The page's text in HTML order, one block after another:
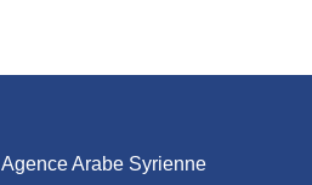
Agence Arabe Syrienne